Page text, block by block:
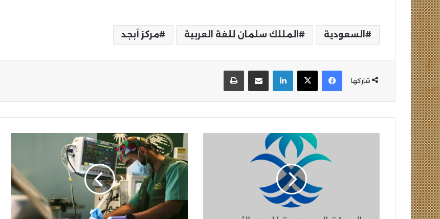
السعودية المللك سلمان للغة العربية مركز أبجد
شاركها
فيسبوك
‫X لينكدإن مشاركة عبر البريد طباعة
مركز
الملك
سلمان
للإغاثة
ينفذ
برنامج
لزراعة
القوقعة